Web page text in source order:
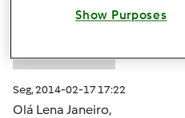
Seg, 2014-02-17 17:22
Olá Lena Janeiro,
Show Purposes